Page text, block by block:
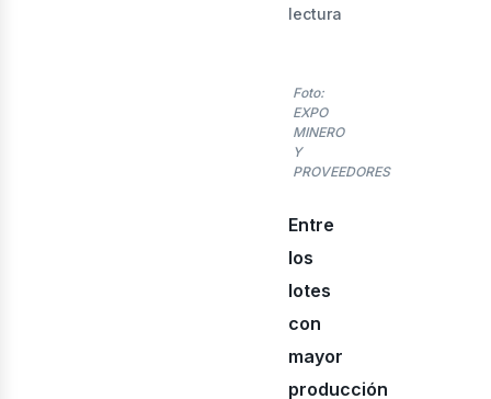
lectura
Foto:
EXPO
MINERO
Y
PROVEEDORES
Entre
los
lotes
con
mayor
producción